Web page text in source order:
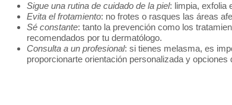
Sigue una rutina de cuidado de la piel: limpia, exfolia
Evita el frotamiento: no frotes o rasques las áreas
Sé constante: tanto la prevención como los
recomendados por tu dermatólogo.
Consulta a un profesional: si tienes melasma, es
proporcionarte orientación personalizada y